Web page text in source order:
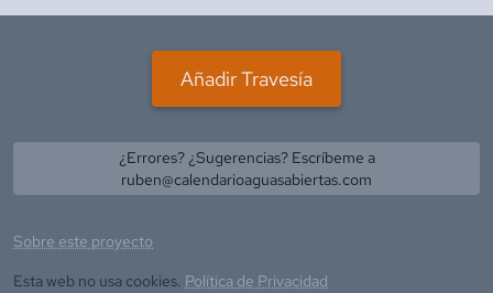
Añadir Travesía
¿Errores? ¿Sugerencias? Escríbeme a
ruben@calendarioaguasabiertas.com
Sobre este proyecto
Esta web no usa cookies. Política de Privacidad